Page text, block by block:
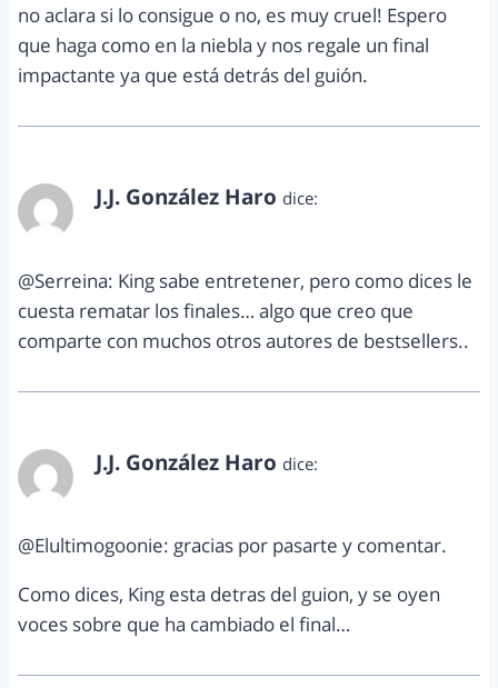
no aclara si lo consigue o no, es muy cruel! Espero
que haga como en la niebla y nos regale un final
impactante ya que está detrás del guión.
J.J. González Haro dice:
@Serreina: King sabe entretener, pero como dices le
cuesta rematar los finales… algo que creo que
comparte con muchos otros autores de bestsellers..
J.J. González Haro dice:
@Elultimogoonie: gracias por pasarte y comentar.
Como dices, King esta detras del guion, y se oyen
voces sobre que ha cambiado el final…